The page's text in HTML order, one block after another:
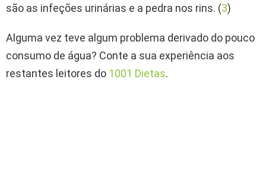
são as infeções urinárias e a pedra nos rins. (3)
Alguma vez teve algum problema derivado do pouco
consumo de água? Conte a sua experiência aos
restantes leitores do 1001 Dietas.